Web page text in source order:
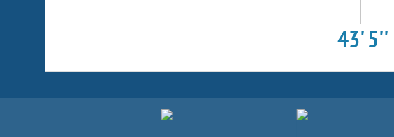
43' 5''